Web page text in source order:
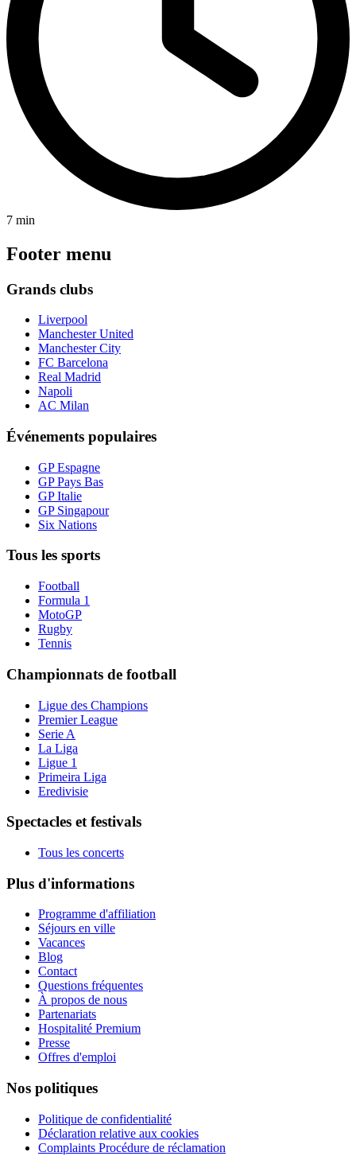
7 min
Footer menu
Grands clubs
Liverpool
Manchester United
Manchester City
FC Barcelona
Real Madrid
Napoli
AC Milan
Événements populaires
GP Espagne
GP Pays Bas
GP Italie
GP Singapour
Six Nations
Tous les sports
Football
Formula 1
MotoGP
Rugby
Tennis
Championnats de football
Ligue des Champions
Premier League
Serie A
La Liga
Ligue 1
Primeira Liga
Eredivisie
Spectacles et festivals
Tous les concerts
Plus d'informations
Programme d'affiliation
Séjours en ville
Vacances
Blog
Contact
Questions fréquentes
À propos de nous
Partenariats
Hospitalité Premium
Presse
Offres d'emploi
Nos politiques
Politique de confidentialité
Déclaration relative aux cookies
Complaints Procédure de réclamation